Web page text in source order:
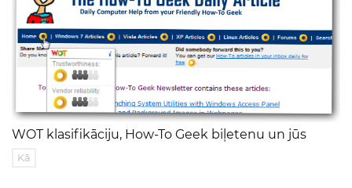
WOT klasifikāciju, How-To Geek biļetenu un jūs
Kā